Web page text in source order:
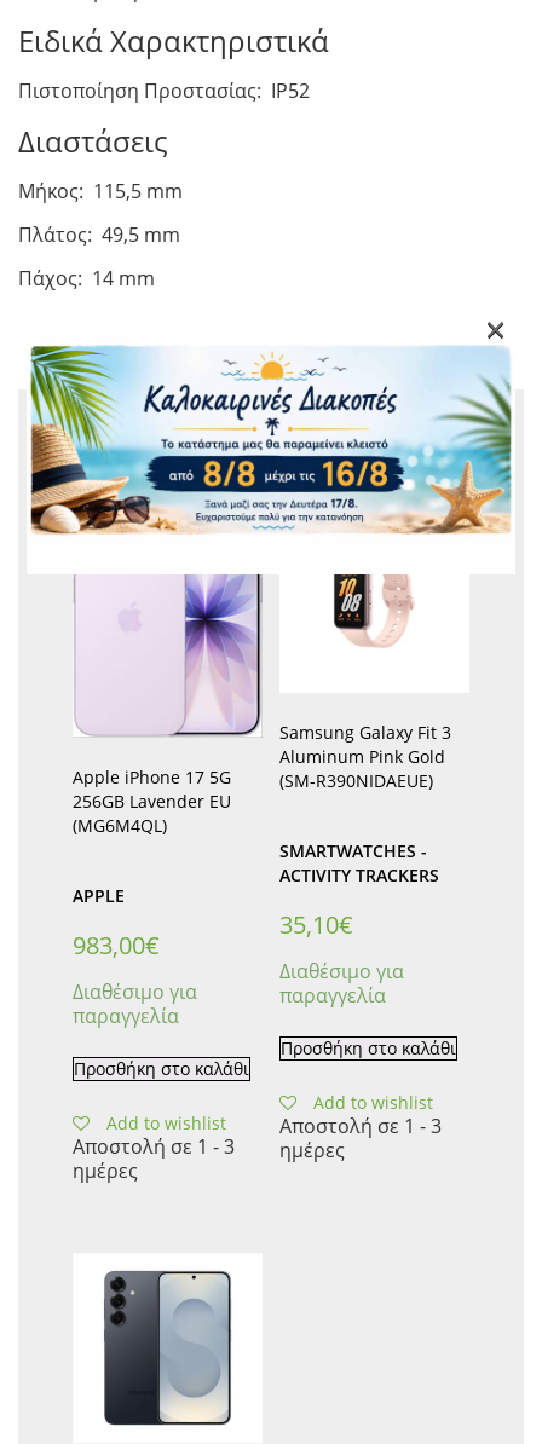
Ειδικά Χαρακτηριστικά
Πιστοποίηση Προστασίας: IP52
Διαστάσεις
Μήκος: 115,5 mm
Πλάτος: 49,5 mm
Πάχος: 14 mm
ΣΧΕΤΙΚΆ ΠΡΟΪΌΝΤΑ
Apple iPhone 17 5G
256GB Lavender EU
(MG6M4QL)
APPLE
983,00€
Διαθέσιμο για
παραγγελία
Προσθήκη στο καλάθι
Add to wishlist
Αποστολή σε 1 - 3
ημέρες
Samsung Galaxy Fit 3
Aluminum Pink Gold
(SM-R390NIDAEUE)
SMARTWATCHES -
ACTIVITY TRACKERS
35,10€
Διαθέσιμο για
παραγγελία
Προσθήκη στο καλάθι
Add to wishlist
Αποστολή σε 1 - 3
ημέρες
×